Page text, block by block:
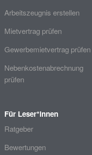
Arbeitszeugnis erstellen
Mietvertrag prüfen
Gewerbemietvertrag prüfen
Nebenkostenabrechnung
prüfen
Für Leser*innen
Ratgeber
Bewertungen